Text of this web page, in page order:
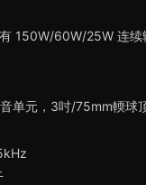
150W/60W/25W 连续
单元，3吋/75mm輭